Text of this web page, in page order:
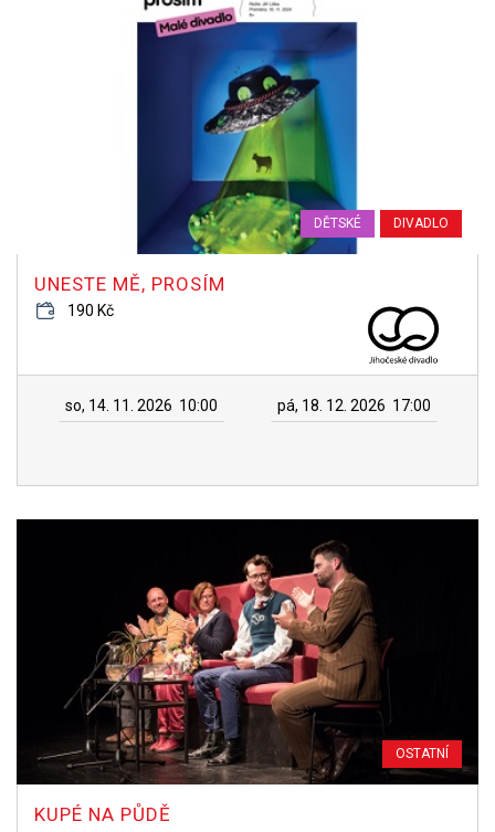
DĚTSKÉ DIVADLO
UNESTE MĚ, PROSÍM
190 Kč
so, 14. 11. 2026 10:00 pá, 18. 12. 2026 17:00
OSTATNÍ
KUPÉ NA PŮDĚ